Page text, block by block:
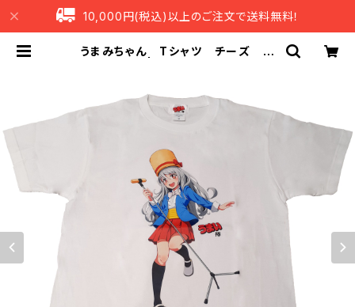
10,000円(税込)以上のご注文で送料無料！
うまみちゃん Tシャツ チーズ ホ